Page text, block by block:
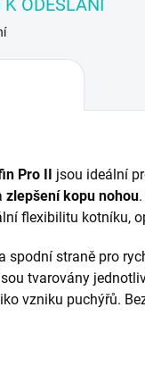
ODESLÁNÍ
Pro II jsou ideální
zlepšení kopu nohou
flexibilitu kotníku,
spodní straně pro
tvarovány
vzniku puchýřů.